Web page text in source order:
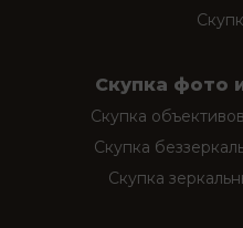
Скупка фото
Скупка
Скупка
Скупка